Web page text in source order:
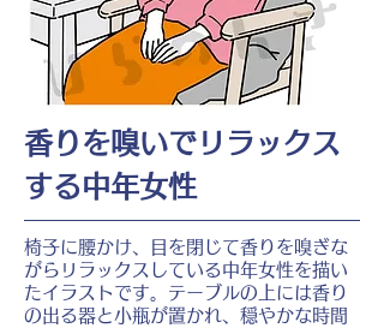
香りを嗅いでリラックス
する中年女性
椅子に腰かけ、目を閉じて香りを嗅ぎな
がらリラックスしている中年女性を描い
たイラストです。テーブルの上には香り
の出る器と小瓶が置かれ、穏やかな時間